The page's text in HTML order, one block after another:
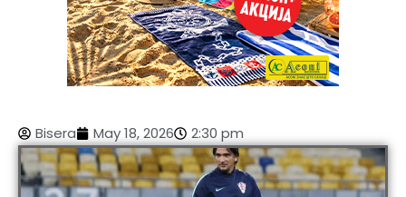
Bisera May 18, 2026 2:30 pm